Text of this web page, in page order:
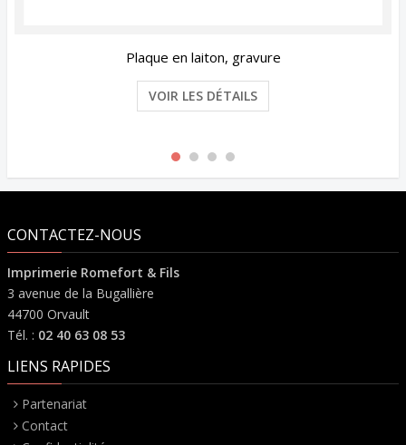
Plaque en laiton, gravure
VOIR LES DÉTAILS
CONTACTEZ-NOUS
Imprimerie Romefort & Fils
3 avenue de la Bugallière
44700 Orvault
Tél. : 02 40 63 08 53
LIENS RAPIDES
Partenariat
Contact